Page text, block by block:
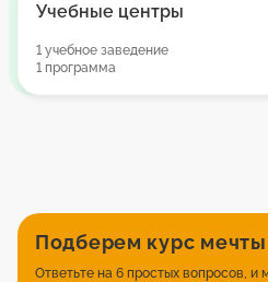
Учебные центры
1 учебное заведение
1 программа
Подберем курс мечты
Ответьте на 6 простых вопросов, и